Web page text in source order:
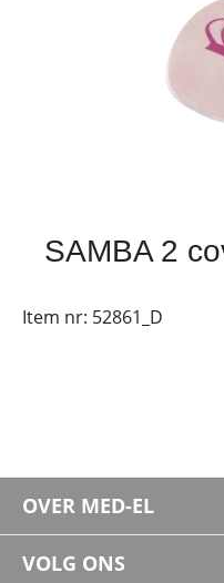
SAMBA 2
Item nr: 52861_D
OVER MED-EL
VOLG ONS